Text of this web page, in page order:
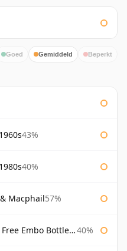
Goed Gemiddeld Beperkt
43%
40%
Macphail57%
Embo Bottled 1988 40%